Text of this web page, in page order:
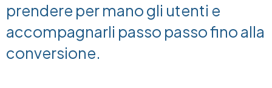
prendere per mano gli utenti e
accompagnarli passo passo fino alla
conversione.